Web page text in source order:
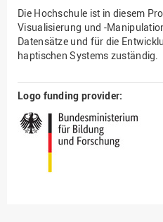
Die Hochschule ist in diesem
Visualisierung und -
Datensätze und für die
haptischen Systems zuständig.
Logo funding provider: